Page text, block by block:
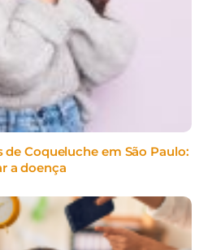
Coqueluche em São Paulo:
a doença